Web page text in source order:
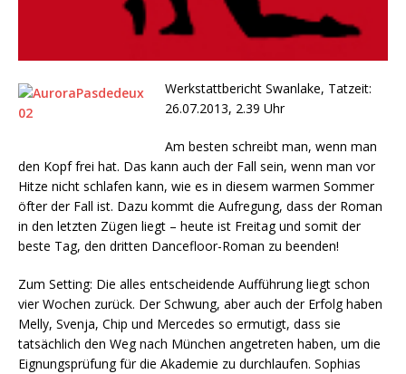
Werkstattbericht Swanlake, Tatzeit:
26.07.2013, 2.39 Uhr
Am besten schreibt man, wenn man
den Kopf frei hat. Das kann auch der Fall sein, wenn man vor
Hitze nicht schlafen kann, wie es in diesem warmen Sommer
öfter der Fall ist. Dazu kommt die Aufregung, dass der Roman
in den letzten Zügen liegt – heute ist Freitag und somit der
beste Tag, den dritten Dancefloor-Roman zu beenden!
Zum Setting: Die alles entscheidende Aufführung liegt schon
vier Wochen zurück. Der Schwung, aber auch der Erfolg haben
Melly, Svenja, Chip und Mercedes so ermutigt, dass sie
tatsächlich den Weg nach München angetreten haben, um die
Eignungsprüfung für die Akademie zu durchlaufen. Sophias